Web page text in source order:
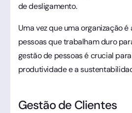
de desligamento.
Uma vez que uma organização
pessoas que trabalham duro
gestão de pessoas é crucial
produtividade e a
Gestão de Clientes